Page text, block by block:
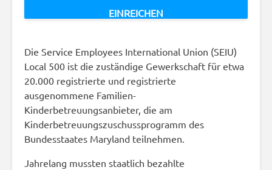
Die Service Employees International Union (SEIU)
Local 500 ist die zuständige Gewerkschaft für etwa
20.000 registrierte und registrierte
ausgenommene Familien-
Kinderbetreuungsanbieter, die am
Kinderbetreuungszuschussprogramm des
Bundesstaates Maryland teilnehmen.
Jahrelang mussten staatlich bezahlte